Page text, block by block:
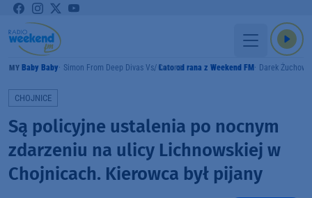
Baby Baby Simon From Deep Divas Vs. CoronaLato od rana z Weekend FM Darek
CHOJNICE
Są policyjne ustalenia po nocnym
zdarzeniu na ulicy Lichnowskiej w
Chojnicach. Kierowca był pijany